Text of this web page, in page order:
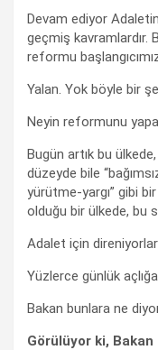
Devam ediyor
geçmiş kavramlardır.
reformu
Yalan. Yok böyle bir
Neyin reformunu
Bugün artık bu
düzeyde bile
yürütme-yargı” gibi
olduğu bir ülkede, bu
Adalet için
Yüzlerce günlük
Bakan bunlara ne
Görülüyor ki, Bakan